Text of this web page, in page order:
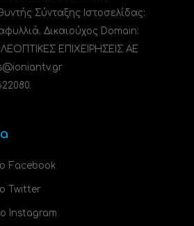
Σύνταξης Ιστοσελίδας:
Δικαιούχος Domain:
ΕΠΙΧΕΙΡΗΣΕΙΣ ΑΕ
Facebook
Twitter
Instagram